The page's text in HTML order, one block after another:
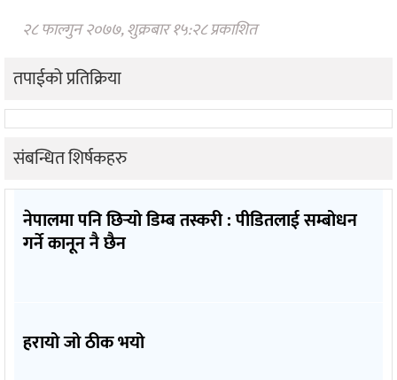
२८ फाल्गुन २०७७, शुक्रबार १५:२८ प्रकाशित
तपाईको प्रतिक्रिया
संबन्धित शिर्षकहरु
नेपालमा पनि छिर्‍यो डिम्ब तस्करी : पीडितलाई सम्बोधन
गर्ने कानून नै छैन
हरायो जो ठीक भयो